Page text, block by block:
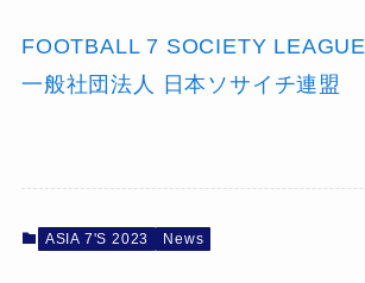
FOOTBALL 7 SOCIETY LEAGUE
一般社団法人 日本ソサイチ連盟
ASIA 7'S 2023 News